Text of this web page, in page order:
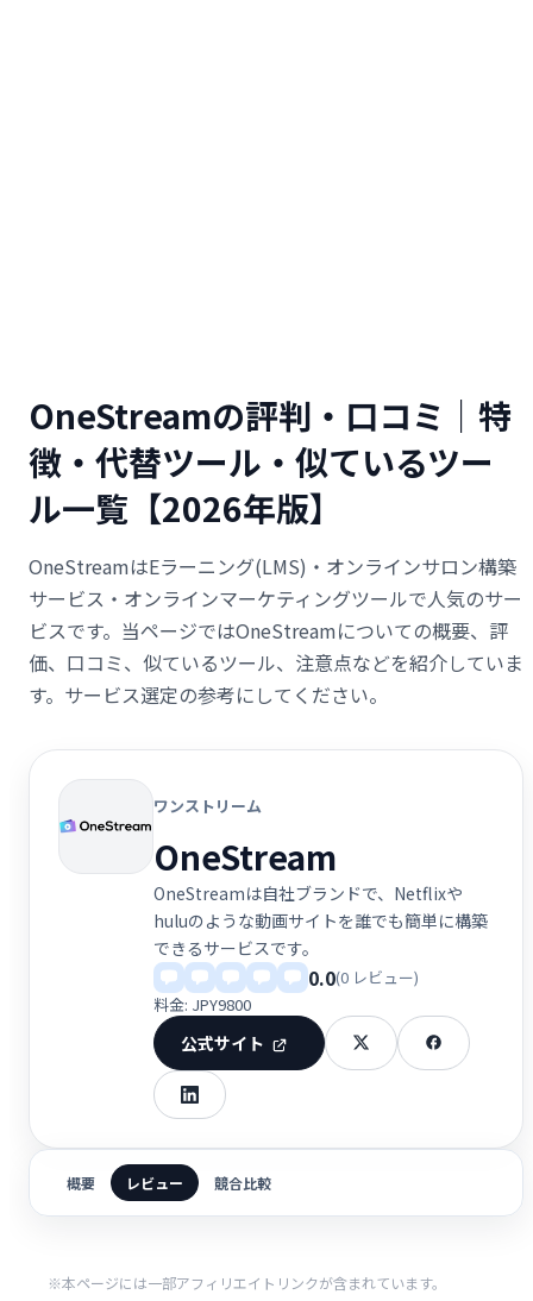
OneStreamの評判・口コミ｜特
徴・代替ツール・似ているツー
ル一覧【2026年版】
OneStreamはEラーニング(LMS)・オンラインサロン構築
サービス・オンラインマーケティングツールで人気のサー
ビスです。当ページではOneStreamについての概要、評
価、口コミ、似ているツール、注意点などを紹介していま
す。サービス選定の参考にしてください。
ワンストリーム
OneStream
OneStreamは自社ブランドで、Netflixや
huluのような動画サイトを誰でも簡単に構築
できるサービスです。
0.0(0 レビュー)
料金: JPY9800
公式サイト
概要 レビュー 競合比較
※本ページには一部アフィリエイトリンクが含まれています。